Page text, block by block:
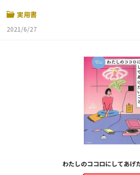
実用書
2021/6/27
わたしのココロにしてあげ